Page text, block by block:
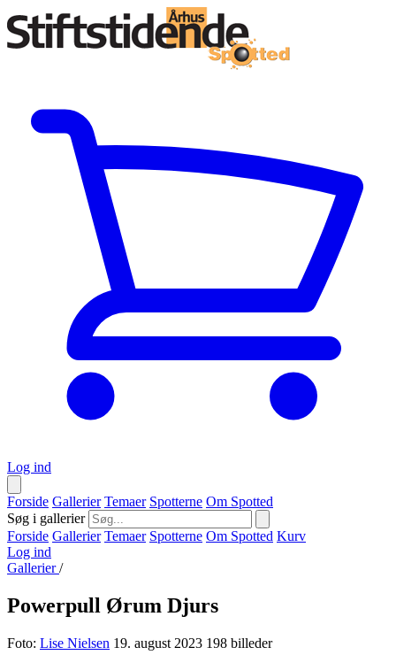
Log ind
Forside Gallerier Temaer Spotterne Om Spotted
Søg i gallerier
Forside Gallerier Temaer Spotterne Om Spotted Kurv
Log ind
Gallerier/
Powerpull Ørum Djurs
Foto: Lise Nielsen 19. august 2023 198 billeder